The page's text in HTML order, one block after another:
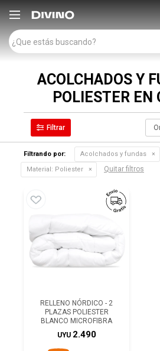

ACOLCHADOS Y
POLIESTER EN
Filtrando por:
Acolchados y fundas
Material: Poliester Quitar filtros
RELLENO NÓRDICO - 2
PLAZAS POLIESTER
BLANCO MICROFIBRA
UYU 2.490